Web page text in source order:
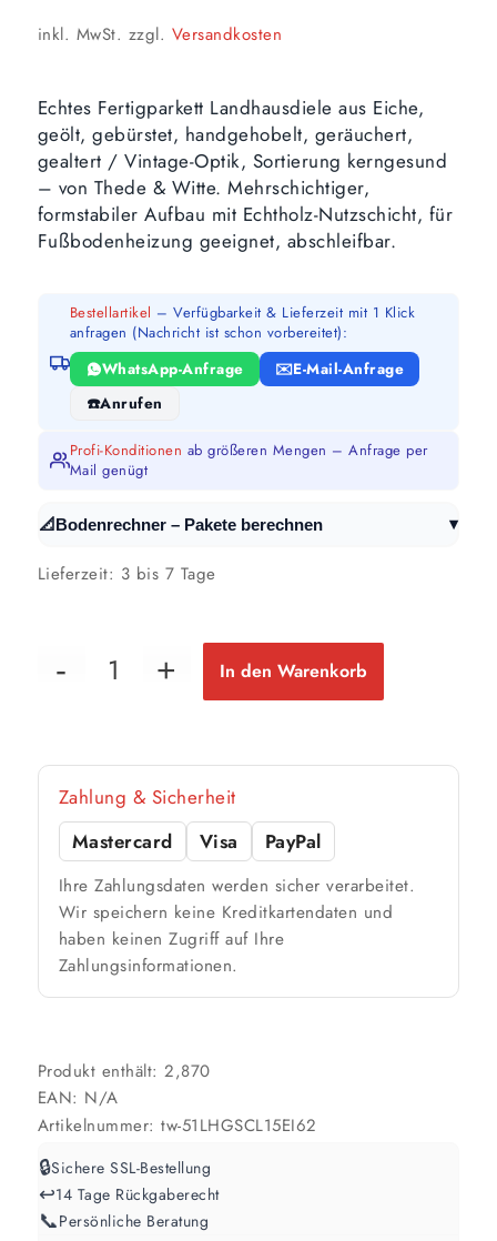
inkl. MwSt. zzgl. Versandkosten
Echtes Fertigparkett Landhausdiele aus Eiche,
geölt, gebürstet, handgehobelt, geräuchert,
gealtert / Vintage-Optik, Sortierung kerngesund
– von Thede & Witte. Mehrschichtiger,
formstabiler Aufbau mit Echtholz-Nutzschicht, für
Fußbodenheizung geeignet, abschleifbar.
Bestellartikel – Verfügbarkeit & Lieferzeit mit 1 Klick
anfragen (Nachricht ist schon vorbereitet):
WhatsApp-Anfrage
E-Mail-Anfrage
Anrufen
Profi-Konditionen ab größeren Mengen – Anfrage per
Mail genügt
📐Bodenrechner – Pakete berechnen ▾
Lieferzeit: 3 bis 7 Tage
In den Warenkorb
Zahlung & Sicherheit
Mastercard
Visa PayPal
Ihre Zahlungsdaten werden sicher verarbeitet.
Wir speichern keine Kreditkartendaten und
haben keinen Zugriff auf Ihre
Zahlungsinformationen.
Produkt enthält: 2,870
EAN: N/A
Artikelnummer:tw-51LHGSCL15EI62
🔒Sichere SSL-Bestellung
↩️14 Tage Rückgaberecht
📞Persönliche Beratung